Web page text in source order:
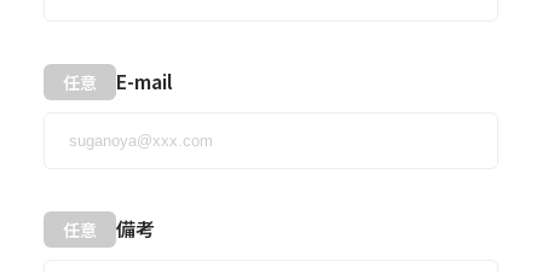
E-mail
任意
備考
任意